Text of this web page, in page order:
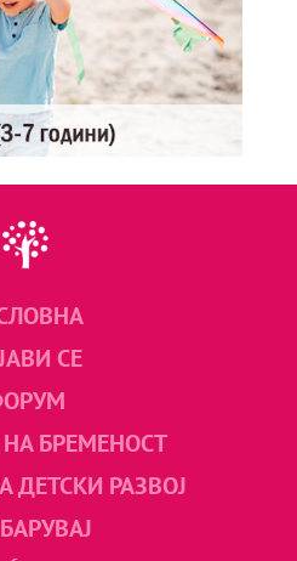
СЕ
БРЕМЕНОСТ
ДЕТСКИ РАЗВОЈ